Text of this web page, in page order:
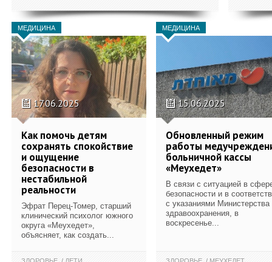
МЕДИЦИНА
17.06.2025
Как помочь детям
сохранять спокойствие
и ощущение
безопасности в
нестабильной
реальности
Эфрат Перец-Томер, старший
клинический психолог южного
округа «Меухедет»,
объясняет, как создать...
МЕДИЦИНА
15.06.2025
Обновленный режим
работы
больничной кассы
«Меухедет»
В связи с ситуацией в
безопасности и в
с указаниями Министерства
здравоохранения, в
воскресенье...